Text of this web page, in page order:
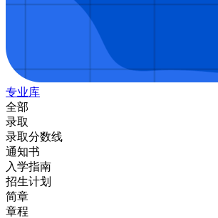
专业库
全部
录取
录取分数线
通知书
入学指南
招生计划
简章
章程